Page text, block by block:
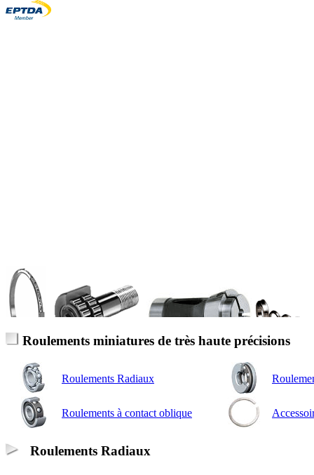
Roulements miniatures de très haute précisions
Roulements Radiaux
Roulements à contact oblique
Roulements Radiaux